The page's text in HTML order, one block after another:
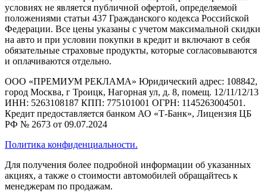
условиях не является публичной офертой, определяемой
положениями статьи 437 Гражданского кодекса Российской
Федерации. Все цены указаны с учетом максимальной скидки
на авто и при условии покупки в кредит и включают в себя
обязательные страховые продукты, которые согласовываются
и оплачиваются отдельно.
ООО «ПРЕМИУМ РЕКЛАМА» Юридический адрес: 108842,
город Москва, г Троицк, Нагорная ул, д. 8, помещ. 12/11/12/13
ИНН: 5263108187 КПП: 775101001 ОГРН: 1145263004501.
Кредит предоставляется банком АО «Т-Банк», Лицензия ЦБ
РФ № 2673 от 09.07.2024
Политика конфиденциальности.
Для получения более подробной информации об указанных
акциях, а также о стоимости автомобилей обращайтесь к
менеджерам по продажам.